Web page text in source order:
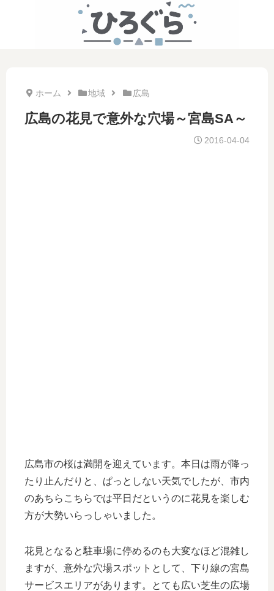
ホーム 地域 広島
広島の花見で意外な穴場～宮島SA～
2016-04-04
広島市の桜は満開を迎えています。本日は雨が降っ
たり止んだりと、ぱっとしない天気でしたが、市内
のあちらこちらでは平日だというのに花見を楽しむ
方が大勢いらっしゃいました。
花見となると駐車場に停めるのも大変なほど混雑し
ますが、意外な穴場スポットとして、下り線の宮島
サービスエリアがあります。とても広い芝生の広場